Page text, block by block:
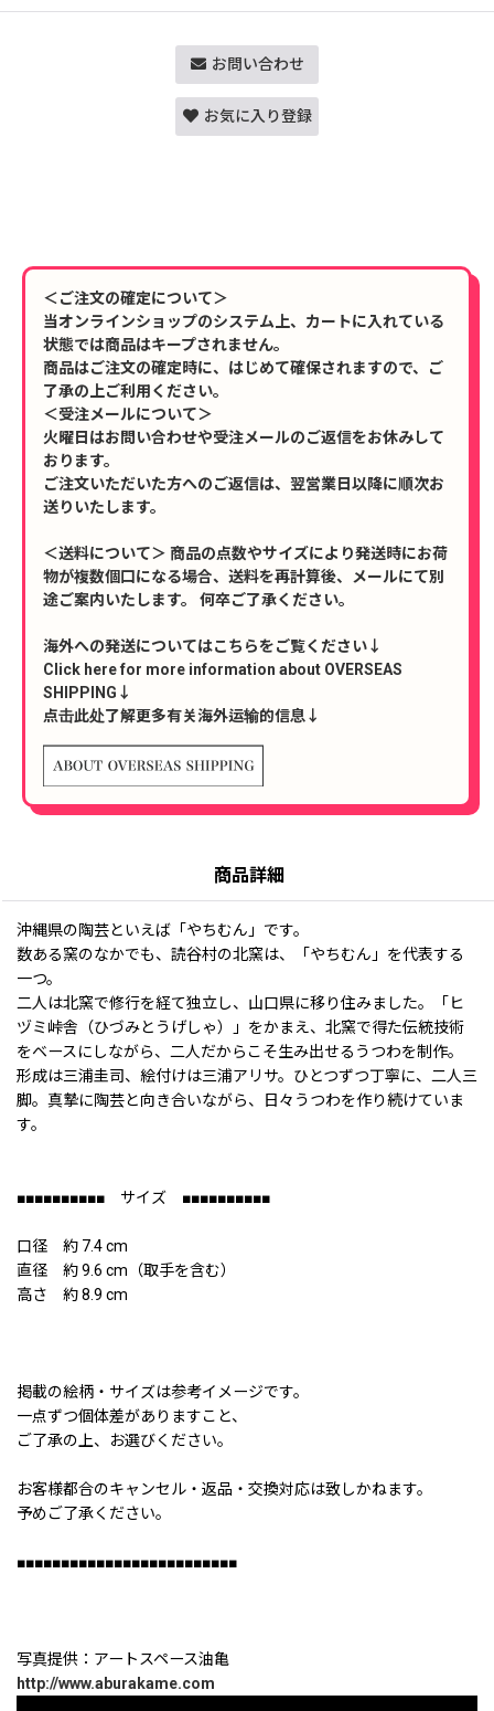
お問い合わせ
お気に入り登録
＜ご注文の確定について＞
当オンラインショップのシステム上、カートに入れている
状態では商品はキープされません。
商品はご注文の確定時に、はじめて確保されますので、ご
了承の上ご利用ください。
＜受注メールについて＞
火曜日はお問い合わせや受注メールのご返信をお休みして
おります。
ご注文いただいた方へのご返信は、翌営業日以降に順次お
送りいたします。
＜送料について＞ 商品の点数やサイズにより発送時にお荷
物が複数個口になる場合、送料を再計算後、メールにて別
途ご案内いたします。 何卒ご了承ください。
海外への発送についてはこちらをご覧ください↓
Click here for more information about OVERSEAS
SHIPPING↓
点击此处了解更多有关海外运输的信息↓
商品詳細
沖縄県の陶芸といえば「やちむん」です。
数ある窯のなかでも、読谷村の北窯は、「やちむん」を代表する
一つ。
二人は北窯で修行を経て独立し、山口県に移り住みました。「ヒ
ヅミ峠舎（ひづみとうげしゃ）」をかまえ、北窯で得た伝統技術
をベースにしながら、二人だからこそ生み出せるうつわを制作。
形成は三浦圭司、絵付けは三浦アリサ。ひとつずつ丁寧に、二人三
脚。真摯に陶芸と向き合いながら、日々うつわを作り続けていま
す。
■■■■■■■■■■ サイズ ■■■■■■■■■■
口径 約 7.4 cm
直径 約 9.6 cm（取手を含む）
高さ 約 8.9 cm
掲載の絵柄・サイズは参考イメージです。
一点ずつ個体差がありますこと、
ご了承の上、お選びください。
お客様都合のキャンセル・返品・交換対応は致しかねます。
予めご了承ください。
■■■■■■■■■■■■■■■■■■■■■■■■■
写真提供：アートスペース油亀
http://www.aburakame.com